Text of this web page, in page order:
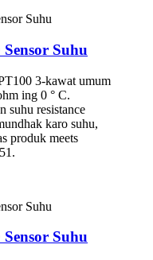
Suhu
3-kawat umum
ing 0 ° C.
suhu resistance
karo suhu,
produk meets
Suhu